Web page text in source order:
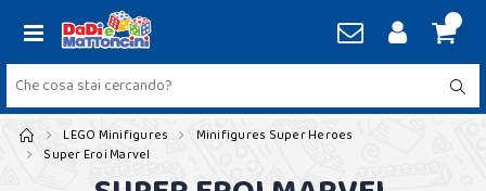
LEGO Minifigures
Minifigures Super Heroes
Super Eroi Marvel